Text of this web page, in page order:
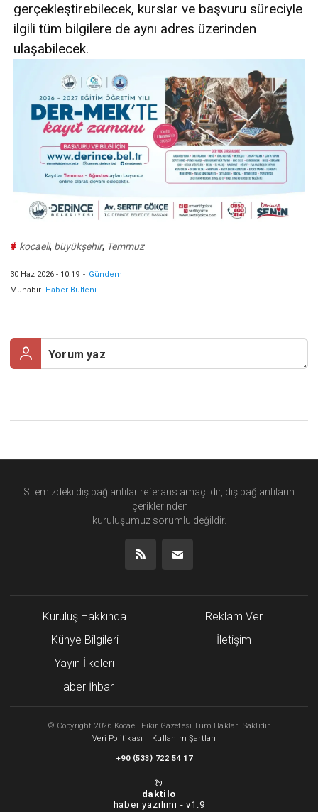
gerçekleştirebilecek, kurslar ve başvuru süreciyle
ilgili tüm bilgilere de aynı adres üzerinden
ulaşabilecek.
# kocaeli, büyükşehir, Temmuz
30 Haz 2026 - 10:19 - Gündem
Muhabir Haber Bülteni
Sitemizdeki dış bağlantılar referans amaçlıdır, dış bağlantıların
içeriklerinden
kuruluşumuz sorumlu değildir.
Kuruluş Hakkında
Künye Bilgileri
Yayın İlkeleri
Haber İhbar
Reklam Ver
İletişim
© Copyright 2026 Kocaeli Fikir Gazetesi Tüm Hakları Saklıdır
Veri Politikası
Kullanım Şartları
+90 (533) 722 54 17
daktilo
haber yazılımı -v1.9